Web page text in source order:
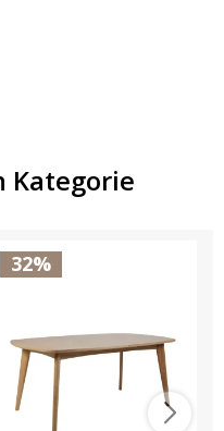
Kategorie
32%